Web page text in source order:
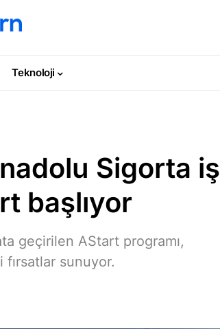
Teknoloji
Sigorta iş
başlıyor
geçirilen AStart programı,
fırsatlar sunuyor.